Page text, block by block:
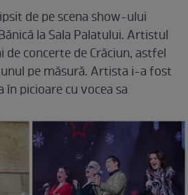
de pe scena show-ului
la Sala Palatului. Artistul
concerte de Crăciun, astfel
pe măsură. Artista i-a fost
picioare cu vocea sa